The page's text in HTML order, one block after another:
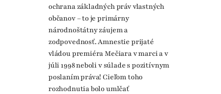
ochrana základných práv vlastných
občanov – to je primárny
národnoštátny záujem a
zodpovednosť. Amnestie prijaté
vládou premiéra Mečiara v marci a v
júli 1998 neboli v súlade s pozitívnym
poslaním práva! Cieľom toho
rozhodnutia bolo umlčať